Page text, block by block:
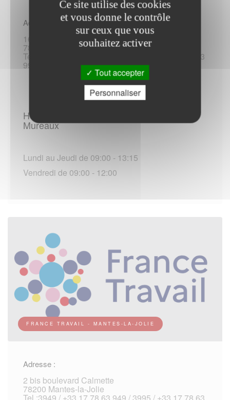
Adresse :
160 avenue Paul-Raoult
78130 Les Mureaux
Tel :3949 / +33 17 78 63 949 / 3995 / +33 17 78 63
995
Horaires d'ouverture - France Travail - Les
Mureaux
Lundi au Jeudi de 09:00 - 13:15
Vendredi de 09:00 - 12:00
FRANCE TRAVAIL - MANTES-LA-JOLIE
Adresse :
2 bis boulevard Calmette
78200 Mantes-la-Jolie
Ce site utilise des cookies
et vous donne le contrôle
sur ceux que vous
souhaitez activer
Tout accepter
Personnaliser